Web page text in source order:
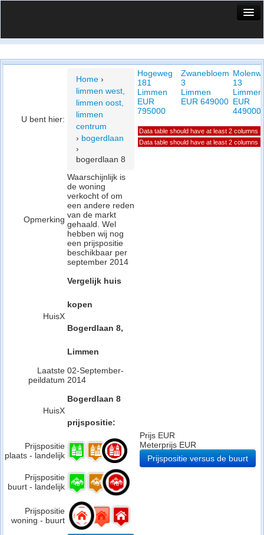
Vergelijk prijsposities - wijk
InfoU bent hier:
Home ›
limmen west,
limmen oost,
limmen
centrum
› bogerdlaan
›
bogerdlaan 8
Opmerking
Waarschijnlijk is
de woning
verkocht of om
een andere reden
van de markt
gehaald. Wel
hebben wij nog
een prijspositie
beschikbaar per
september 2014
HuisX
Vergelijk huis
kopen
Bogerdlaan 8,
Limmen
Laatste
peildatum
02-September-
2014
HuisX
Bogerdlaan 8
prijspositie:
Prijspositie
plaats - landelijk
Prijspositie
buurt - landelijk
Prijspositie
woning - buurt
Hogeweg
181
Limmen
EUR
795000
Zwanebloem
3
Limmen
EUR 649000
13
Limmen
EUR
449000
Data table should have at least 2 columns
Data table should have at least 2 columns
Prijs EUR
Meterprijs EUR
Prijspositie versus de buurt